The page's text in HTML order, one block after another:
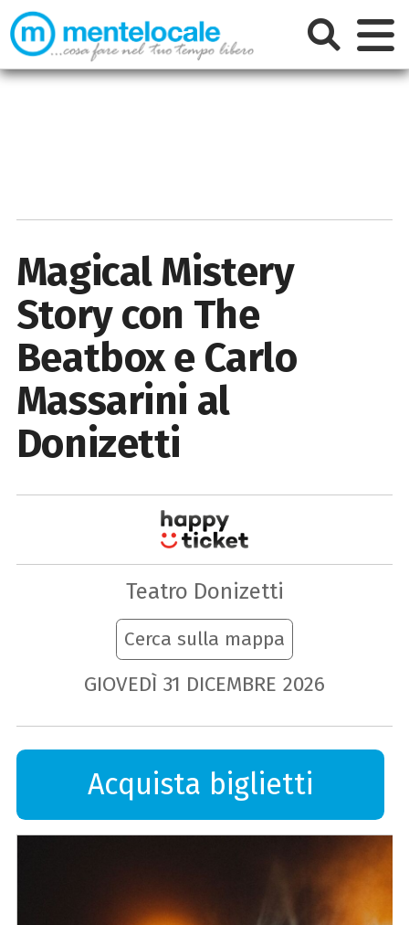
Magical Mistery
Story con The
Beatbox e Carlo
Massarini al
Donizetti
Teatro Donizetti
Cerca sulla mappa
GIOVEDÌ 31 DICEMBRE 2026
Acquista biglietti